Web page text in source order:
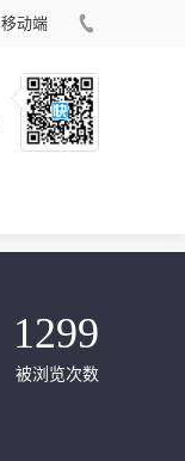
移动端
1299
被浏览次数